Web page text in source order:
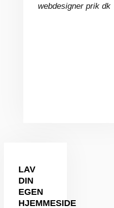
webdesigner prik dk
LAV
DIN
EGEN
HJEMMESIDE